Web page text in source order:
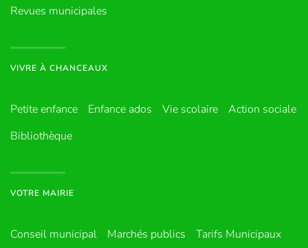
Revues municipales
VIVRE À CHANCEAUX
Petite enfance Enfance ados Vie scolaire
Action sociale
Bibliothèque
VOTRE MAIRIE
Conseil municipal Marchés publics
Tarifs Municipaux